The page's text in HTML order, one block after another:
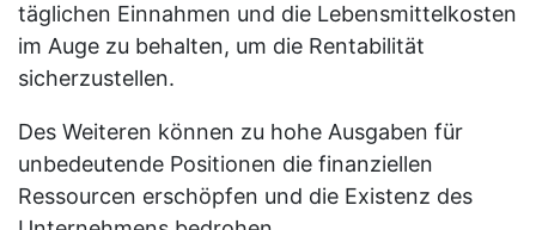
täglichen Einnahmen und die Lebensmittelkosten
im Auge zu behalten, um die Rentabilität
sicherzustellen.
Des Weiteren können zu hohe Ausgaben für
unbedeutende Positionen die finanziellen
Ressourcen erschöpfen und die Existenz des